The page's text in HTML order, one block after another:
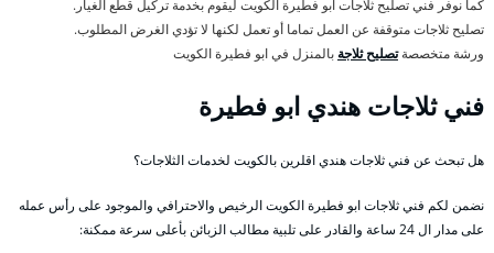
كما نوفر فني تصليح ثلاجات ابو فطيرة الكويت ليقوم بخدمة تركيل قطع الغيار.
تصليح ثلاجات متوقفة عن العمل تماما أو تعمل لكنها لا تؤدي الغرض المطلوب.
ورشة متخصصةتصليح ثلاجة بالمنزل في ابو فطيرة الكويت
فني ثلاجات هندي ابو فطيرة
هل تبحث عن فني ثلاجات هندي اقلرين بالكويت لخدمات الثلاجات؟
نضمن لكم فني ثلاجات ابو فطيرة الكويت الرخيص والاحترافي والموجود على رأس عمله
على مدار ال 24 ساعة والقادر على تلبية مطالب الزبائن بأعلى سرعة ممكنة: